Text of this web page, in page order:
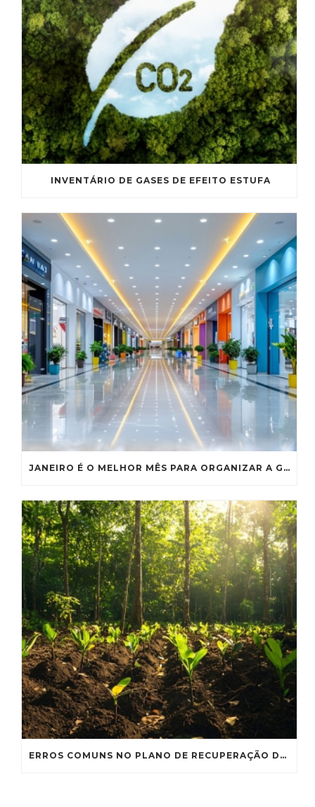
INVENTÁRIO DE GASES DE EFEITO ESTUFA
JANEIRO É O MELHOR MÊS PARA ORGANIZAR A GESTÃO DE RESÍDUOS DO SEU SHOPPING
ERROS COMUNS NO PLANO DE RECUPERAÇÃO DE ÁREAS DEGRADADAS E COMO EVITÁ-LOS